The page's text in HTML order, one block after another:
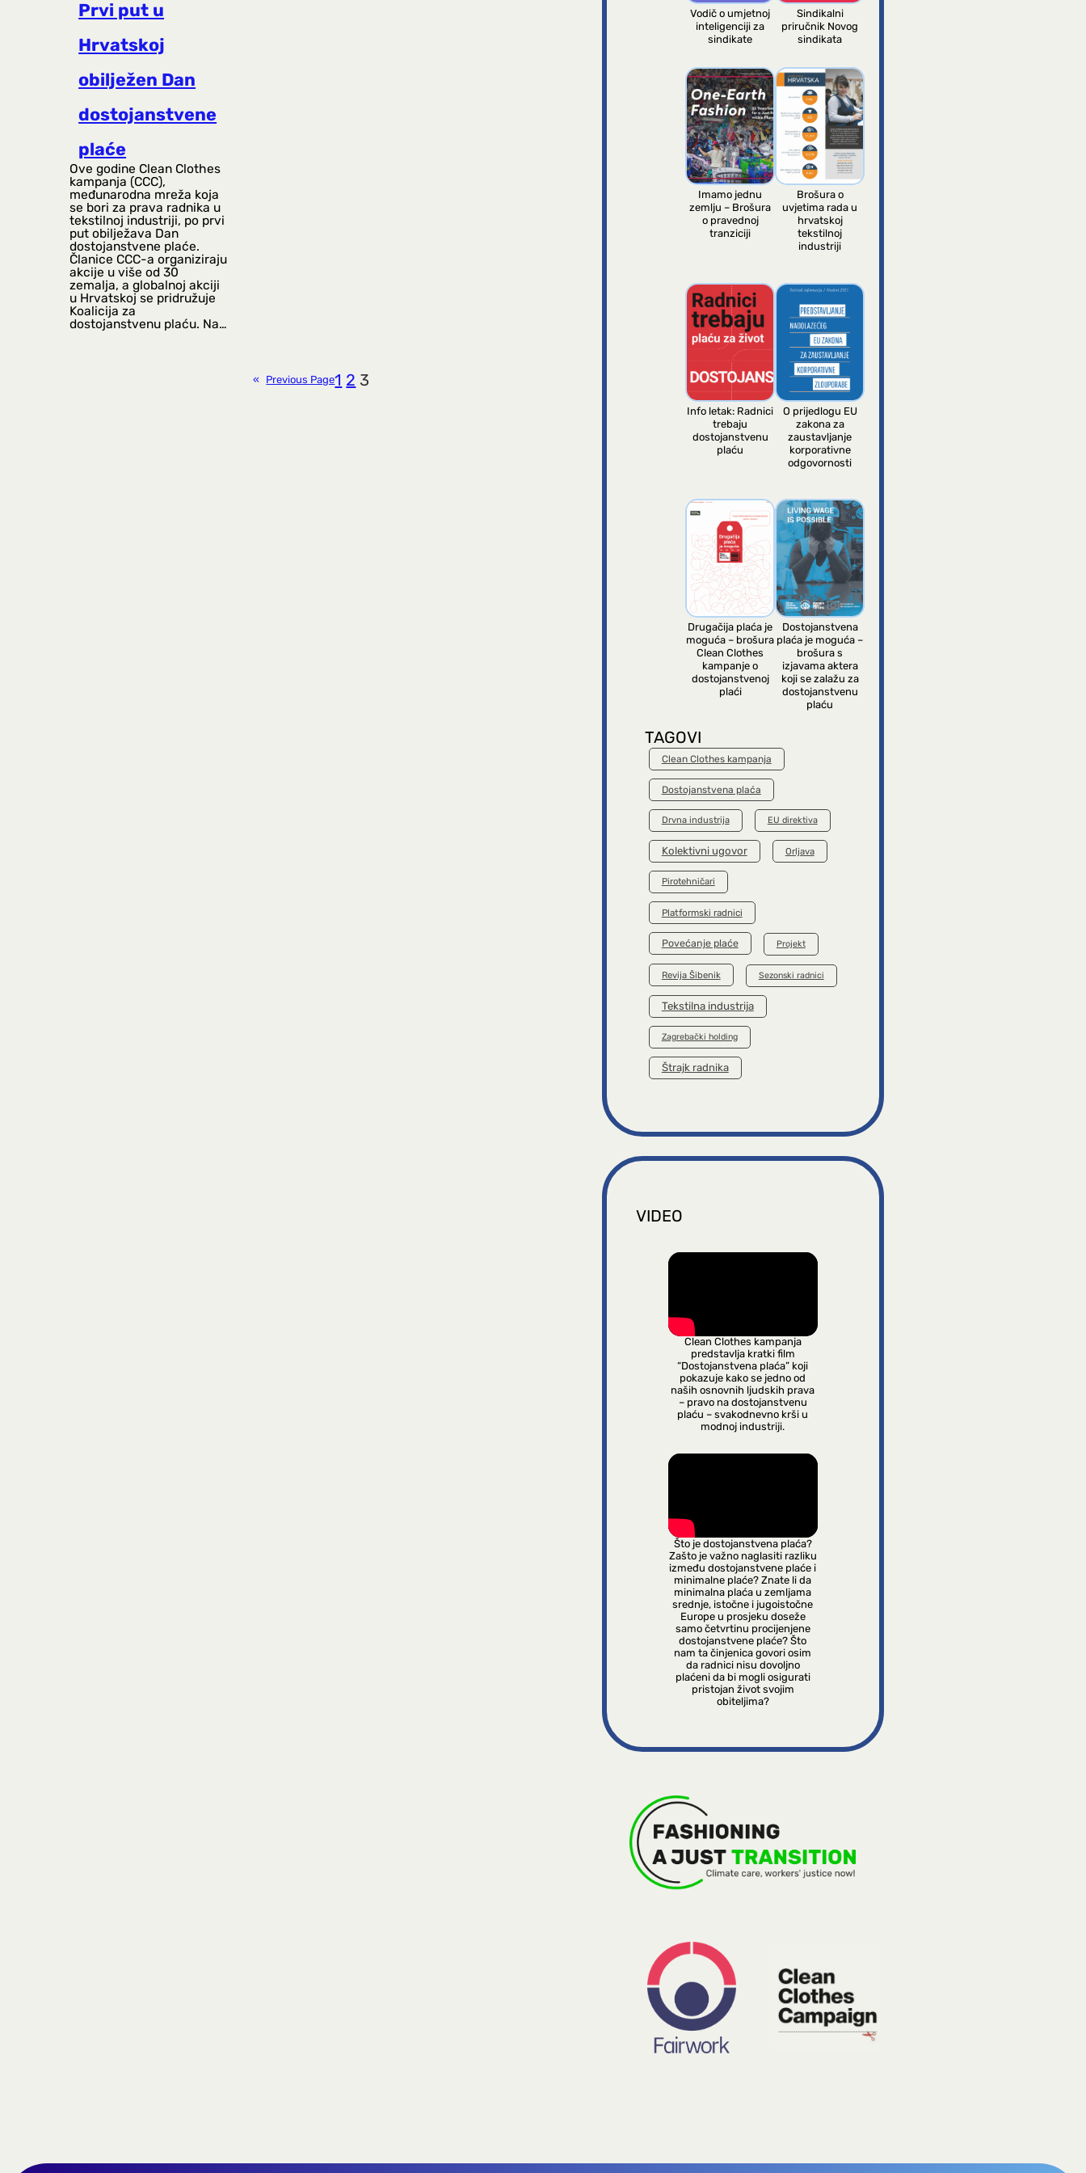
Prvi put u
Hrvatskoj
obilježen Dan
dostojanstvene
plaće
Ove godine Clean Clothes
kampanja (CCC),
međunarodna mreža koja
se bori za prava radnika u
tekstilnoj industriji, po prvi
put obilježava Dan
dostojanstvene plaće.
Članice CCC-a organiziraju
akcije u više od 30
zemalja, a globalnoj akciji
u Hrvatskoj se pridružuje
Koalicija za
dostojanstvenu plaću. Na…
« Previous Page1 2 3
Vodič o umjetnoj
inteligenciji za
sindikate
Sindikalni
priručnik Novog
sindikata
Imamo jednu
zemlju – Brošura
o pravednoj
tranziciji
Brošura o
uvjetima rada u
hrvatskoj
tekstilnoj
industriji
Info letak: Radnici
trebaju
dostojanstvenu
plaću
O prijedlogu EU
zakona za
zaustavljanje
korporativne
odgovornosti
Drugačija plaća je
moguća – brošura
Clean Clothes
kampanje o
dostojanstvenoj
plaći
Dostojanstvena
plaća je moguća –
brošura s
izjavama aktera
koji se zalažu za
dostojanstvenu
plaću
TAGOVI
Clean Clothes kampanja
Dostojanstvena plaća
Drvna industrija EU direktiva
Kolektivni ugovor Orljava
Pirotehničari
Platformski radnici
Povećanje plaće Projekt
Revija Šibenik Sezonski radnici
Tekstilna industrija
Zagrebački holding
Štrajk radnika
VIDEO
Clean Clothes kampanja
predstavlja kratki film
“Dostojanstvena plaća” koji
pokazuje kako se jedno od
naših osnovnih ljudskih prava
– pravo na dostojanstvenu
plaću – svakodnevno krši u
modnoj industriji.
Što je dostojanstvena plaća?
Zašto je važno naglasiti razliku
između dostojanstvene plaće i
minimalne plaće? Znate li da
minimalna plaća u zemljama
srednje, istočne i jugoistočne
Europe u prosjeku doseže
samo četvrtinu procijenjene
dostojanstvene plaće? Što
nam ta činjenica govori osim
da radnici nisu dovoljno
plaćeni da bi mogli osigurati
pristojan život svojim
obiteljima?